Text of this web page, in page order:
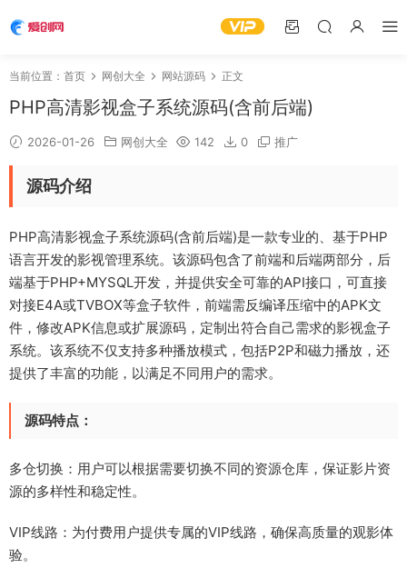
当前位置： 首页 网创大全 网站源码 正文
PHP高清影视盒子系统源码(含前后端)
2026-01-26 网创大全 142 0 推广
源码介绍
PHP高清影视盒子系统源码(含前后端)是一款专业的、基于PHP
语言开发的影视管理系统。该源码包含了前端和后端两部分，后
端基于PHP+MYSQL开发，并提供安全可靠的API接口，可直接
对接E4A或TVBOX等盒子软件，前端需反编译压缩中的APK文
件，修改APK信息或扩展源码，定制出符合自己需求的影视盒子
系统。该系统不仅支持多种播放模式，包括P2P和磁力播放，还
提供了丰富的功能，以满足不同用户的需求。
源码特点：
多仓切换：用户可以根据需要切换不同的资源仓库，保证影片资
源的多样性和稳定性。
VIP线路：为付费用户提供专属的VIP线路，确保高质量的观影体
验。